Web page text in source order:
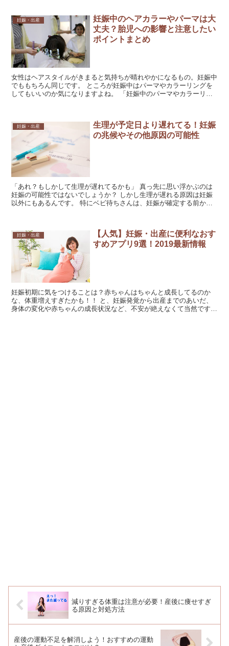
妊娠・出産
妊娠中のヘアカラーやパーマは大
丈夫？胎児への影響と注意したい
ポイントまとめ
女性はヘアスタイルがきまると気持ちが晴れやかになるもの。妊娠中
でももちろん同じです。 ところが妊娠中はパーマやカラーリングを
してもいいのか気になりますよね。 「妊娠中のパーマやカラーリン
妊娠・出産
生理が予定日より遅れてる！妊娠
の兆候やその他原因の可能性
「あれ？もしかして生理が遅れてるかも」 真っ先に思い浮かぶのは
妊娠の可能性ではないでしょうか？ しかし生理が遅れる原因は妊娠
以外にもあるんです。 特にベビ待ちさんは、妊娠が確定する前から
妊娠・出産
【人気】妊娠・出産に便利なおす
すめアプリ9選！2019最新情報
妊娠初期に気をつけることは？赤ちゃんはちゃんと成長してるのか
な、体重増えすぎたかも！！ と、妊娠発覚から出産までのあいだ、
身体の変化や赤ちゃんの成長状況など、不安が絶えなくて当然です。
減りすぎる体重は注意が必要！産後に痩せすぎ
る原因と対処方法
産後の運動不足を解消しよう！おすすめの運動